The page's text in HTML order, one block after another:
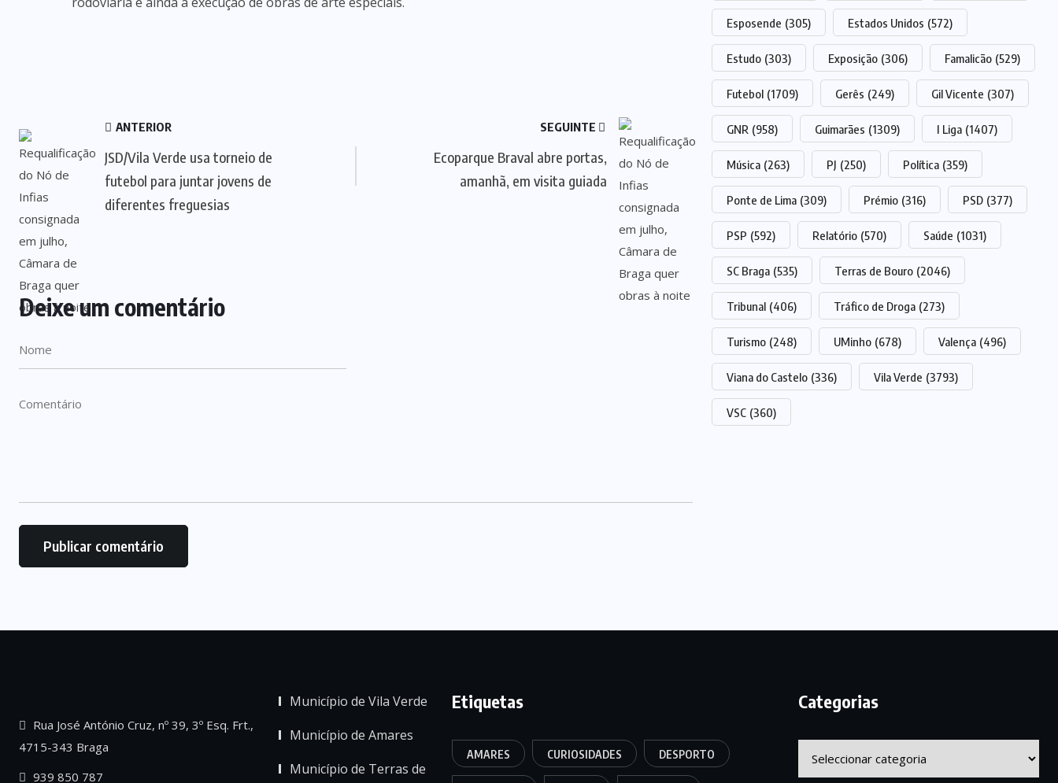
ANTERIOR
JSD/Vila Verde usa torneio de
futebol para juntar jovens de
diferentes freguesias
SEGUINTE
Ecoparque Braval abre portas,
amanhã, em visita guiada
Deixe um comentário
Esposende (305) Estados Unidos (572)
Estudo (303) Exposição (306) Famalicão (529)
Futebol (1709) Gerês (249) Gil Vicente (307)
GNR (958) Guimarães (1309) I Liga (1407)
Música (263) PJ (250) Política (359)
Ponte de Lima (309) Prémio (316) PSD (377)
PSP (592) Relatório (570) Saúde (1031)
SC Braga (535) Terras de Bouro (2046)
Tribunal (406) Tráfico de Droga (273)
Turismo (248) UMinho (678) Valença (496)
Viana do Castelo (336) Vila Verde (3793)
VSC (360)
Rua José António Cruz, nº 39, 3º Esq. Frt.,
4715-343 Braga
939 850 787
Município de Vila Verde
Município de Amares
Município de Terras de
Etiquetas
AMARES CURIOSIDADES DESPORTO
Categorias